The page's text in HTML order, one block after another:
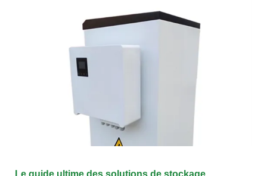
Le guide ultime des solutions de stockage